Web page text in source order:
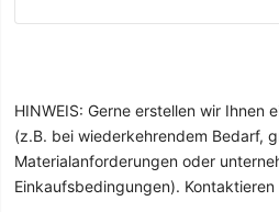
HINWEIS: Gerne erstellen wir Ihnen
(z.B. bei wiederkehrendem Bedarf,
Materialanforderungen oder
Einkaufsbedingungen).